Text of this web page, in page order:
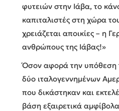
φυτειών στην Ιάβα, το
καπιταλιστές στη χώρα
χρειάζεται αποικίες – η
ανθρώπους της Ιάβας!»
Όσον αφορά την υπόθεση
δύο ιταλογεννημένων
που δικάστηκαν και
βάση εξαιρετικά